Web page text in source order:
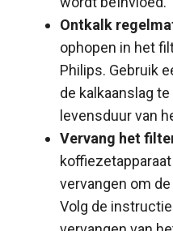
Ontkalk
ophopen in het
Philips. Gebruik
de kalkaanslag
levensduur van
Vervang het
vervangen om
Volg de